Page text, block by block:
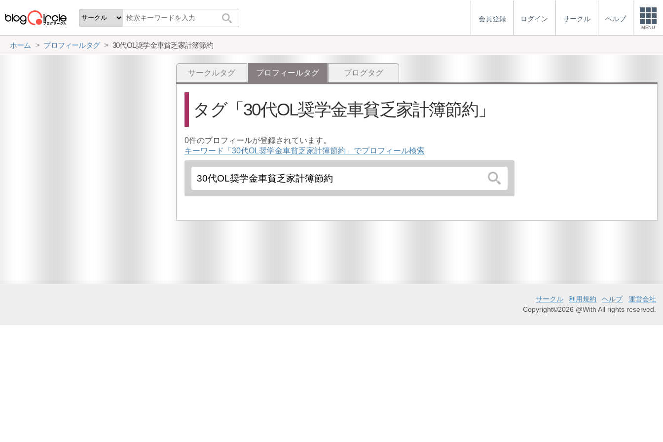
会員登録 ログイン サークル ヘルプ
MENU
ホーム プロフィールタグ 30代ОL奨学金車貧乏家計簿節約
サークルタグ プロフィールタグ ブログタグ
タグ 30代ОL奨学金車貧乏家計簿節約
0件のプロフィールが登録されています。
キーワード「30代ОL奨学金車貧乏家計簿節約」でプロフィール検索
サークル 利用規約 ヘルプ
運営会社
Copyright©2026 @With All rights reserved.